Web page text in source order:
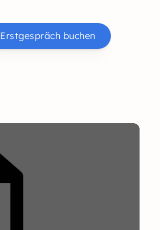
Erstgespräch buchen